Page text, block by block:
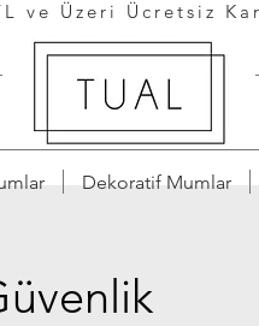
Dekoratif Mumlar
ve Üzeri Ücretsiz